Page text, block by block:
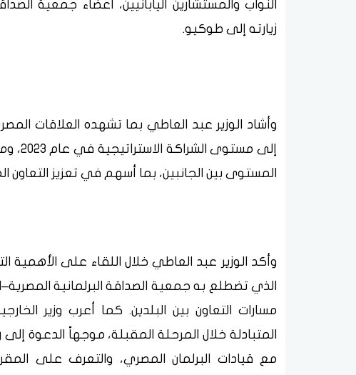
النواب والمستشارين اليابانيين، أعضاء جمعية
زيارته إلى طوكيو.
وأشاد الوزير عبد العاطي بما تشهده العلاقات
إلى
المستوى بين الجانبين، بما أسهم في تعزيز
وأكد الوزير عبد العاطي خلال اللقاء على الأهمية
الذي تضطلع به جمعية الصداقة البرلمانية
مسارات التعاون بين البلدين. كما أعرب وزير
المتبادلة خلال المرحلة المقبلة، موجهاً الدعوة
مع قيادات البرلمان المصري، والتعرف على